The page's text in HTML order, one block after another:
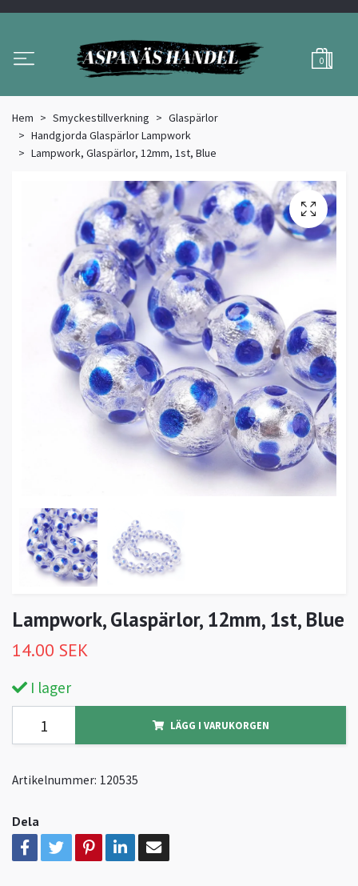
0
Hem Smyckestillverkning
Glaspärlor
Handgjorda Glaspärlor Lampwork
Lampwork, Glaspärlor, 12mm, 1st, Blue
Lampwork, Glaspärlor, 12mm, 1st, Blue
14.00 SEK
I lager
LÄGG I VARUKORGEN
Artikelnummer: 120535
Dela